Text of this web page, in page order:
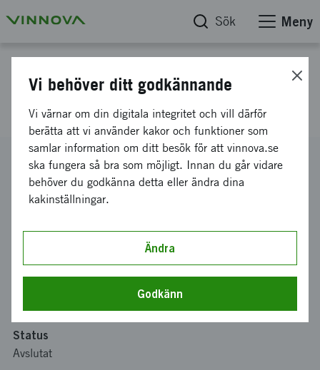
Sök Meny
E-Race
Diarienummer
2004-00757
Koordinator
135 000 kronor
januari 2004-december 2005
Status
Avslutat
Vi behöver ditt godkännande
Vi värnar om din digitala integritet och vill därför
berätta att vi använder kakor och funktioner som
samlar information om ditt besök för att vinnova.se
ska fungera så bra som möjligt. Innan du går vidare
behöver du godkänna detta eller ändra dina
kakinställningar.
Ändra
Godkänn